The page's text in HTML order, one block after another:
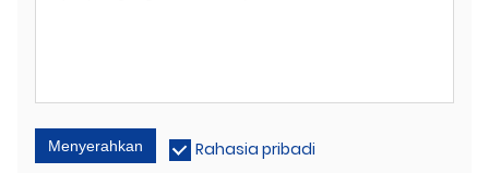
Menyerahkan Rahasia pribadi